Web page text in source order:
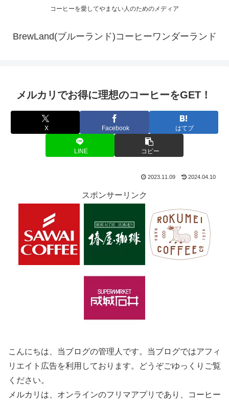
コーヒーを愛してやまない人のためのメディア
BrewLand(ブルーランド)コーヒーワンダーランド
メルカリでお得に理想のコーヒーをGET！
X Facebook はてブ
LINE コピー
2023.11.09 2024.04.10
スポンサーリンク
こんにちは、当ブログの管理人です。当ブログではアフィ
リエイト広告を利用しております。どうぞごゆっくりご覧
ください。
メルカリは、オンラインのフリマアプリであり、コーヒー